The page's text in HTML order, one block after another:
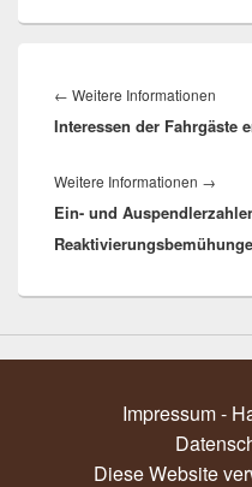
← Weitere Informationen
Interessen der Fahrgäste
Weitere Informationen →
Ein- und
Impressum -
Diese Website